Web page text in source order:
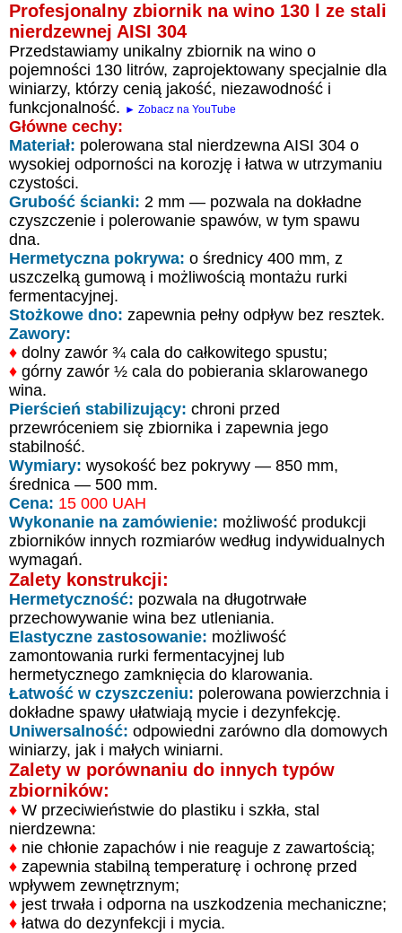
Profesjonalny zbiornik na wino 130 l ze stali
nierdzewnej AISI 304
Przedstawiamy unikalny zbiornik na wino o
pojemności 130 litrów, zaprojektowany specjalnie dla
winiarzy, którzy cenią jakość, niezawodność i
funkcjonalność. ► Zobacz na YouTube
Główne cechy:
Materiał: polerowana stal nierdzewna AISI 304 o
wysokiej odporności na korozję i łatwa w utrzymaniu
czystości.
Grubość ścianki: 2 mm — pozwala na dokładne
czyszczenie i polerowanie spawów, w tym spawu
dna.
Hermetyczna pokrywa: o średnicy 400 mm, z
uszczelką gumową i możliwością montażu rurki
fermentacyjnej.
Stożkowe dno: zapewnia pełny odpływ bez resztek.
Zawory:
♦ dolny zawór ¾ cala do całkowitego spustu;
♦ górny zawór ½ cala do pobierania sklarowanego
wina.
Pierścień stabilizujący: chroni przed
przewróceniem się zbiornika i zapewnia jego
stabilność.
Wymiary: wysokość bez pokrywy — 850 mm,
średnica — 500 mm.
Cena: 15 000 UAH
Wykonanie na zamówienie: możliwość produkcji
zbiorników innych rozmiarów według indywidualnych
wymagań.
Zalety konstrukcji:
Hermetyczność: pozwala na długotrwałe
przechowywanie wina bez utleniania.
Elastyczne zastosowanie: możliwość
zamontowania rurki fermentacyjnej lub
hermetycznego zamknięcia do klarowania.
Łatwość w czyszczeniu: polerowana powierzchnia i
dokładne spawy ułatwiają mycie i dezynfekcję.
Uniwersalność: odpowiedni zarówno dla domowych
winiarzy, jak i małych winiarni.
Zalety w porównaniu do innych typów
zbiorników:
♦ W przeciwieństwie do plastiku i szkła, stal
nierdzewna:
♦ nie chłonie zapachów i nie reaguje z zawartością;
♦ zapewnia stabilną temperaturę i ochronę przed
wpływem zewnętrznym;
♦ jest trwała i odporna na uszkodzenia mechaniczne;
♦ łatwa do dezynfekcji i mycia.